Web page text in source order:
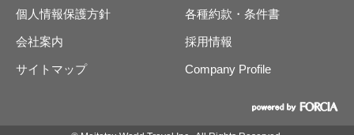
個人情報保護方針 各種約款・条件書
会社案内 採用情報
サイトマップ Company Profile